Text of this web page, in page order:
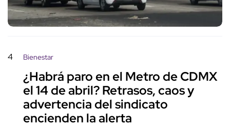
4 Bienestar
¿Habrá paro en el Metro de CDMX
el 14 de abril? Retrasos, caos y
advertencia del sindicato
encienden la alerta